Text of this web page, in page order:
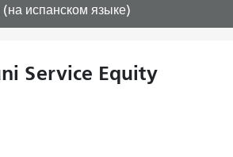
испанском языке)
Service Equity